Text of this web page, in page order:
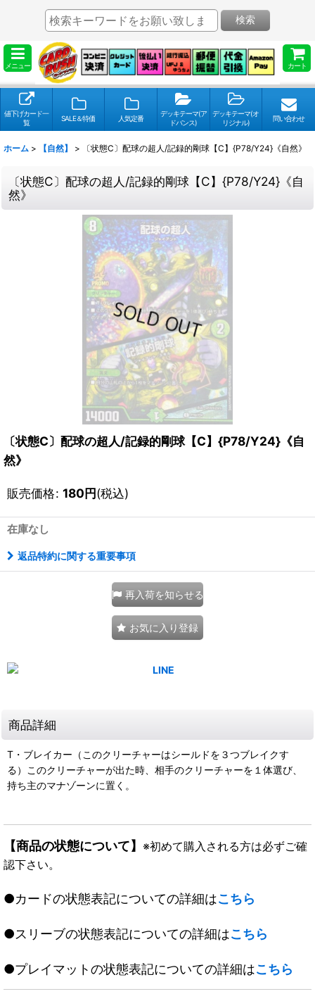
メニュー カート
検索
値下げカード一
覧
SALE＆特価 人気定番
デッキテーマ(ア
ドバンス)
デッキテーマ(オ
リジナル)
問い合わせ
ホーム > 【自然】 > 〔状態C〕配球の超人/記録的剛球【C】{P78/Y24}《自然》
〔状態C〕配球の超人/記録的剛球【C】{P78/Y24}《自
然》
〔状態C〕配球の超人/記録的剛球【C】{P78/Y24}《自
然》
販売価格: 180円(税込)
在庫なし
返品特約に関する重要事項
再入荷を知らせる
お気に入り登録
商品詳細
T・ブレイカー（このクリーチャーはシールドを３つブレイクす
る）このクリーチャーが出た時、相手のクリーチャーを１体選び、
持ち主のマナゾーンに置く。
【商品の状態について】 ※初めて購入される方は必ずご確
認下さい。
●カードの状態表記についての詳細はこちら
●スリーブの状態表記についての詳細はこちら
●プレイマットの状態表記についての詳細はこちら